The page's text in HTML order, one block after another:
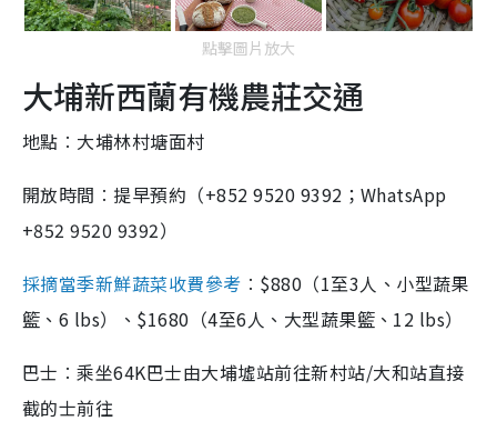
點擊圖片放大
大埔新西蘭有機農莊交通
地點︰大埔林村塘面村
開放時間︰提早預約（+852 9520 9392；WhatsApp
+852 9520 9392）
採摘當季新鮮蔬菜收費參考 ︰$880（1至3人、小型蔬果
籃、6 lbs）、$1680（4至6人、大型蔬果籃、12 lbs）
巴士︰乘坐64K巴士由大埔墟站前往新村站/大和站直接
截的士前往